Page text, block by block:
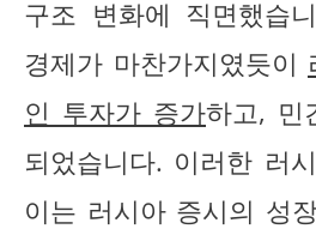
구조 변화에 직면했습
경제가 마찬가지였듯이
인 투자가 증가하고, 민
되었습니다. 이러한 러
이는 러시아 증시의 성